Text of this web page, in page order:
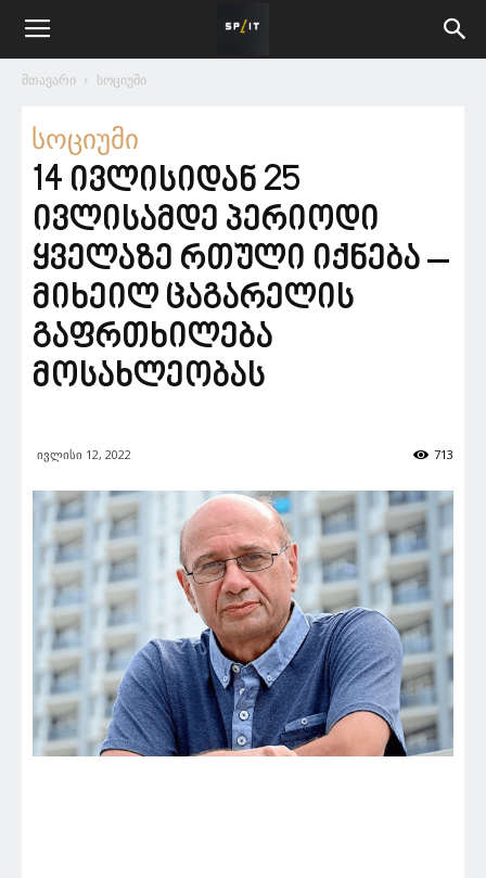
მთავარი სოციუმი
სოციუმი
14 ივლისიდან 25
ივლისამდე პერიოდი
ყველაზე რთული იქნება –
მიხეილ ცაგარელის
გაფრთხილება
მოსახლეობას
ივლისი 12, 2022 713